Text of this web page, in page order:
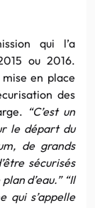
qui l’a
ou 2016.
en place
des
“C’est un
le départ du
de grands
sécurisés
d’eau.” “Il
qui s’appelle